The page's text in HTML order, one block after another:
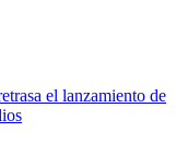
el lanzamiento de